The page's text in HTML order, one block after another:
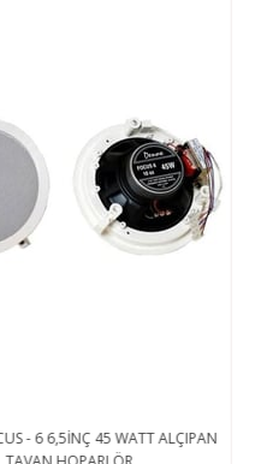
- 6 6,5İNÇ 45 WATT ALÇIPAN